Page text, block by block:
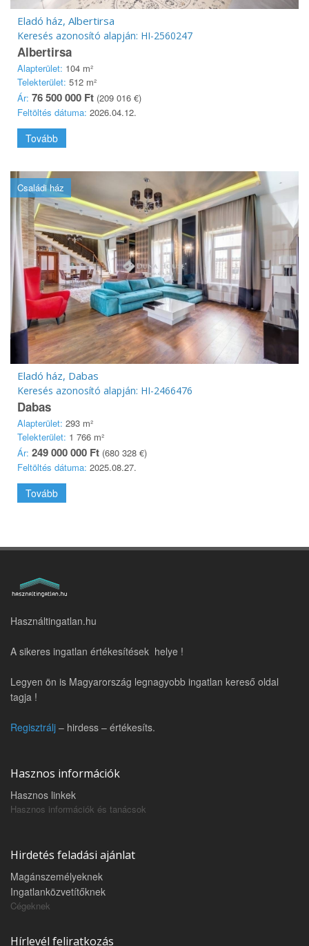
Eladó ház, Albertirsa
Keresés azonosító alapján: HI-2560247
Albertirsa
Alapterület: 104 m²
Telekterület: 512 m²
Ár: 76 500 000 Ft (209 016 €)
Feltöltés dátuma: 2026.04.12.
Tovább
Családi ház
Eladó ház, Dabas
Keresés azonosító alapján: HI-2466476
Dabas
Alapterület: 293 m²
Telekterület: 1 766 m²
Ár: 249 000 000 Ft (680 328 €)
Feltöltés dátuma: 2025.08.27.
Tovább
Használtingatlan.hu
A sikeres ingatlan értékesítések helye !
Legyen ön is Magyarország legnagyobb ingatlan kereső oldal
tagja !
Regisztrálj – hirdess – értékesíts.
Hasznos információk
Hasznos linkek
Hasznos információk és tanácsok
Hirdetés feladási ajánlat
Magánszemélyeknek
Ingatlanközvetítőknek
Cégeknek
Hírlevél feliratkozás